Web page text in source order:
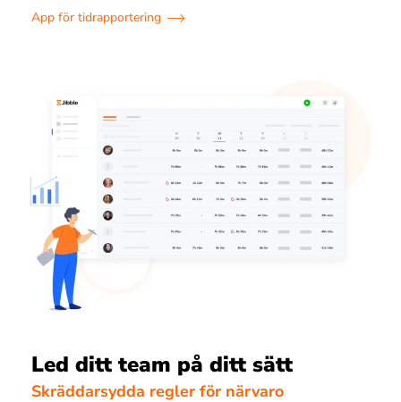
App för tidrapportering
Led ditt team på ditt sätt
Skräddarsydda regler för närvaro